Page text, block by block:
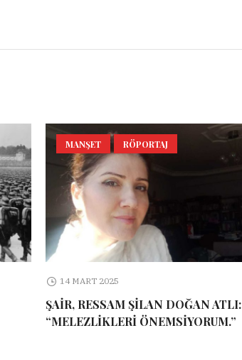
MANŞET RÖPORTAJ
14 MART 2025
ŞAİR, RESSAM ŞİLAN DOĞAN ATLI:
“MELEZLİKLERİ ÖNEMSİYORUM.”